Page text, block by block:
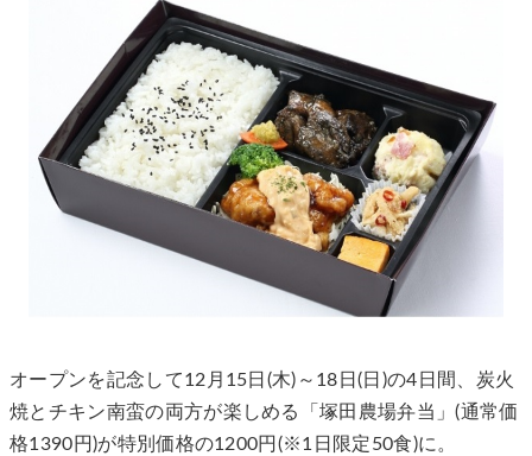
オープンを記念して12月15日(木)～18日(日)の4日間、炭火
焼とチキン南蛮の両方が楽しめる「塚田農場弁当」(通常価
格1390円)が特別価格の1200円(※1日限定50食)に。